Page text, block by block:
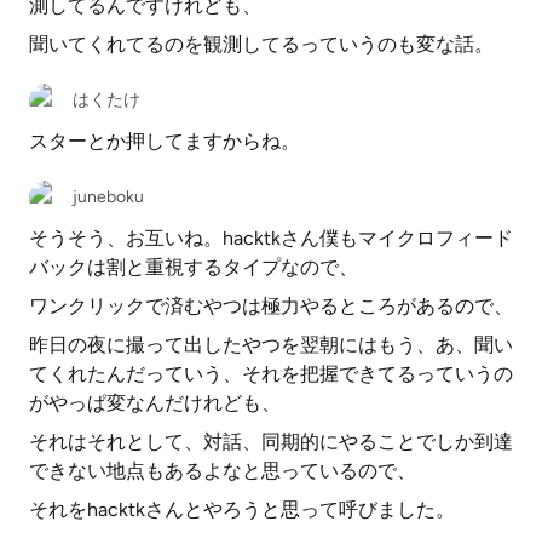
測してるんですけれども、
聞いてくれてるのを観測してるっていうのも変な話。
はくたけ
スターとか押してますからね。
juneboku
そうそう、お互いね。hacktkさん僕もマイクロフィード
バックは割と重視するタイプなので、
ワンクリックで済むやつは極力やるところがあるので、
昨日の夜に撮って出したやつを翌朝にはもう、あ、聞い
てくれたんだっていう、それを把握できてるっていうの
がやっぱ変なんだけれども、
それはそれとして、対話、同期的にやることでしか到達
できない地点もあるよなと思っているので、
それをhacktkさんとやろうと思って呼びました。